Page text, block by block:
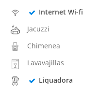
Internet Wi-fi
Jacuzzi
Chimenea
Lavavajillas
Liquadora